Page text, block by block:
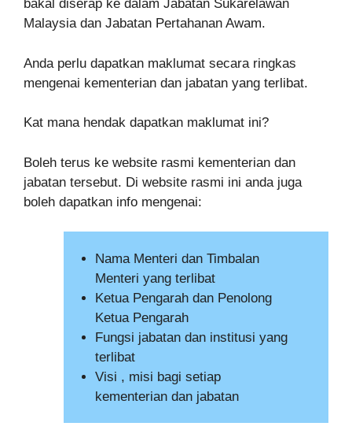
bakal diserap ke dalam Jabatan Sukarelawan
Malaysia dan Jabatan Pertahanan Awam.
Anda perlu dapatkan maklumat secara ringkas
mengenai kementerian dan jabatan yang terlibat.
Kat mana hendak dapatkan maklumat ini?
Boleh terus ke website rasmi kementerian dan
jabatan tersebut. Di website rasmi ini anda juga
boleh dapatkan info mengenai:
Nama Menteri dan Timbalan
Menteri yang terlibat
Ketua Pengarah dan Penolong
Ketua Pengarah
Fungsi jabatan dan institusi yang
terlibat
Visi , misi bagi setiap
kementerian dan jabatan